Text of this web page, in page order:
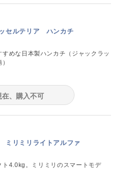
セルテリア ハンカチ
すめな日本製ハンカチ（ジャックラッ
在、購入不可
ミリミリライトアルファ
ト4.0kg。ミリミリのスマートモデ